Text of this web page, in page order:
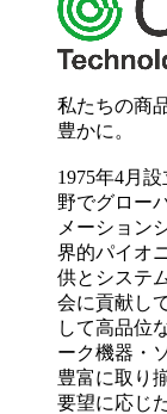
私たちの商
豊かに。
1975年4月
野でグロー
メーション
界的パイオ
供とシステ
会に貢献し
して高品位
ーク機器・
豊富に取り
要望に応じ